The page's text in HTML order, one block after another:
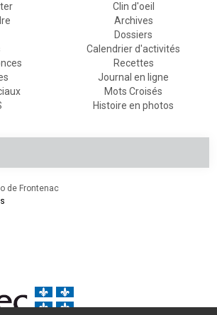
Clin d'oeil
Archives
Dossiers
Calendrier d'activités
Recettes
Journal en ligne
Mots Croisés
Histoire en photos
de Frontenac